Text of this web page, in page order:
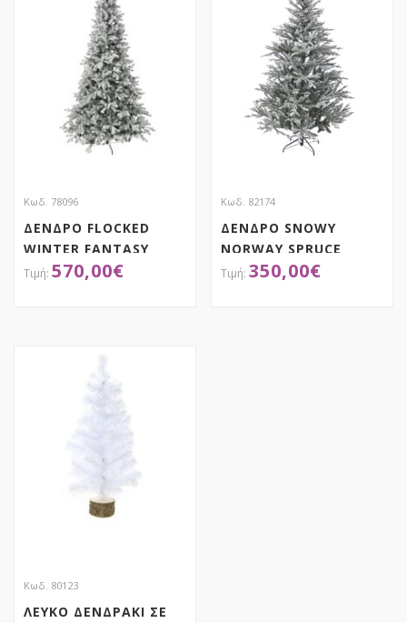
Κωδ. 78096
ΔΕΝΔΡΟ FLOCKED
WINTER FANTASY
270EK570,00€
Κωδ. 82174
ΔΕΝΔΡΟ SNOWY
NORWAY SPRUCE
210EK350,00€
Κωδ. 80123
ΛΕΥΚΟ ΔΕΝΔΡΑΚΙ ΣΕ